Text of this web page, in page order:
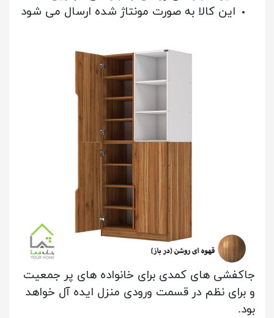
این کالا به صورت مونتاژ شده ارسال می شود
جاکفشی های کمدی برای خانواده های پر جمعیت
و برای نظم در قسمت ورودی منزل ایده آل خواهد
بود.